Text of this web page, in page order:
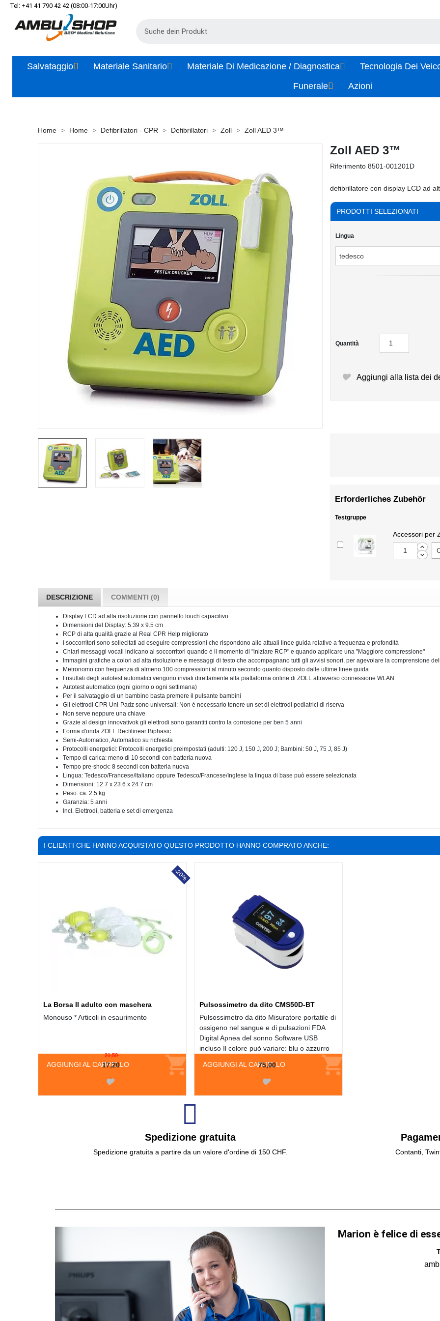
Tel: +41 41 790 42 42 (08:00-17:00Uhr)
Salvataggio Materiale Sanitario Materiale Di Medicazione / Diagnostica Tecnologia Dei
Funerale
Azioni
Home Home Defibrillatori - CPR Defibrillatori Zoll Zoll AED 3™
Zoll AED 3™
Riferimento 8501-001201D
defibrillatore con display LCD ad
PRODOTTI SELEZIONATI
Lingua
Quantità
Aggiungi alla lista dei
Erforderliches Zubehör
Testgruppe
Accessori per
DESCRIZIONE COMMENTI (0)
Display LCD ad alta risoluzione con pannello touch capacitivo
Dimensioni del Display: 5.39 x 9.5 cm
RCP di alta qualità grazie al Real CPR Help migliorato
I soccorritori sono sollecitati ad eseguire compressioni che rispondono alle attuali linee guida relative a frequenza e profondità
Chiari messaggi vocali indicano ai soccorritori quando è il momento di "iniziare RCP" e quando applicare una "Maggiore compressione"
Immagini grafiche a colori ad alta risoluzione e messaggi di testo che accompagnano tutti gli avvisi sonori, per agevolare la comprensione
Metronomo con frequenza di almeno 100 compressioni al minuto secondo quanto disposto dalle ultime linee guida
I risultati degli autotest automatici vengono inviati direttamente alla piattaforma online di ZOLL attraverso connessione WLAN
Autotest automatico (ogni giorno o ogni settimana)
Per il salvataggio di un bambino basta premere il pulsante bambini
Gli elettrodi CPR Uni-Padz sono universali: Non è necessario tenere un set di elettrodi pediatrici di riserva
Non serve neppure una chiave
Grazie al design innovativok gli elettrodi sono garantiti contro la corrosione per ben 5 anni
Forma d'onda ZOLL Rectilinear Biphasic
Semi-Automatico, Automatico su richiesta
Protocolli energetici: Protocolli energetici preimpostati (adulti: 120 J, 150 J, 200 J; Bambini: 50 J, 75 J, 85 J)
Tempo di carica: meno di 10 secondi con batteria nuova
Tempo pre-shock: 8 secondi con batteria nuova
Lingua: Tedesco/Francese/Italiano oppure Tedesco/Francese/Inglese la lingua di base può essere selezionata
Dimensioni: 12.7 x 23.6 x 24.7 cm
Peso: ca. 2.5 kg
Garanzia: 5 anni
Incl. Elettrodi, batteria e set di emergenza
I CLIENTI CHE HANNO ACQUISTATO QUESTO PRODOTTO HANNO COMPRATO ANCHE:
La Borsa II adulto con maschera
Monouso * Articoli in esaurimento
AGGIUNGI AL CARRELLO
21,50
17,20
-20%
Pulsossimetro da dito CMS50D-BT
Pulsossimetro da dito Misuratore portatile di
ossigeno nel sangue e di pulsazioni FDA
Digital Apnea del sonno Software USB
incluso Il colore può variare: blu o azzurro
AGGIUNGI AL CARRELLO
75,00
Spedizione gratuita
Spedizione gratuita a partire da un valore d'ordine di 150 CHF. Contanti,
Marion è felice di